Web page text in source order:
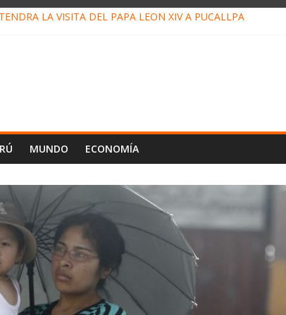
LA VISITA DEL PAPA LEÓN XIV A PUCALLPA
MUNDO ECONOMÍA